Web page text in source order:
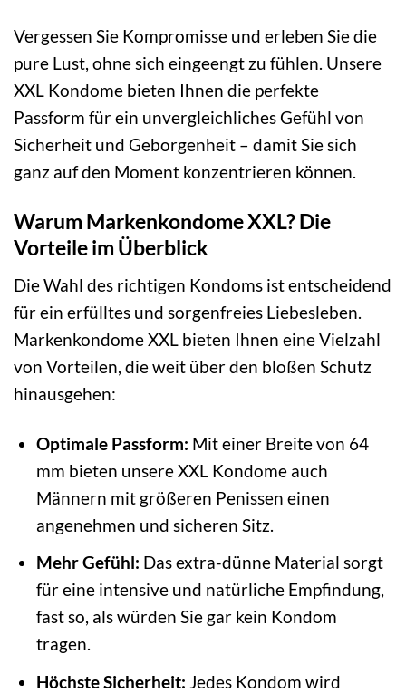
Vergessen Sie Kompromisse und erleben Sie die
pure Lust, ohne sich eingeengt zu fühlen. Unsere
XXL Kondome bieten Ihnen die perfekte
Passform für ein unvergleichliches Gefühl von
Sicherheit und Geborgenheit – damit Sie sich
ganz auf den Moment konzentrieren können.
Warum Markenkondome XXL? Die
Vorteile im Überblick
Die Wahl des richtigen Kondoms ist entscheidend
für ein erfülltes und sorgenfreies Liebesleben.
Markenkondome XXL bieten Ihnen eine Vielzahl
von Vorteilen, die weit über den bloßen Schutz
hinausgehen:
Optimale Passform: Mit einer Breite von 64
mm bieten unsere XXL Kondome auch
Männern mit größeren Penissen einen
angenehmen und sicheren Sitz.
Mehr Gefühl: Das extra-dünne Material sorgt
für eine intensive und natürliche Empfindung,
fast so, als würden Sie gar kein Kondom
tragen.
Höchste Sicherheit: Jedes Kondom wird